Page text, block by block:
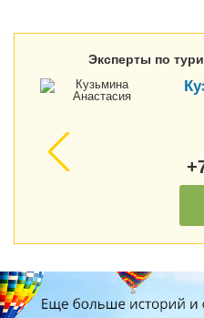
Эксперты по